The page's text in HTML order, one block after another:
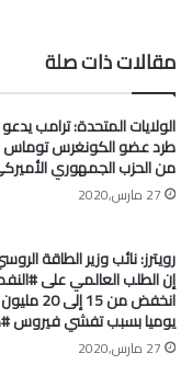
مقالات ذات صلة
الولايات المتحدة: ترامب
طرد عضو الكونغرس
من الحزب الجمهوري
27 مارس,2020
رويترز: نائب وزير الطاقة
إن الطلب العالمي على
انخفض من 15
يوميا بسبب تفشي فيروس
27 مارس,2020